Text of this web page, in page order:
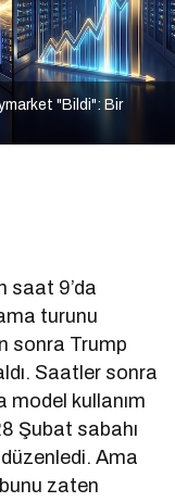
"Bildi": Bir
saat 9’da
turunu
sonra Trump
Saatler sonra
model kullanım
Şubat sabahı
düzenledi. Ama
zaten